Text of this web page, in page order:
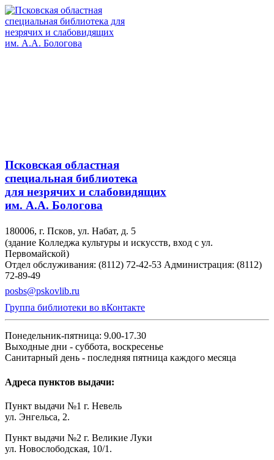
Псковская областная
специальная библиотека
для незрячих и слабовидящих
им. А.А. Бологова
180006, г. Псков, ул. Набат, д. 5
(здание Колледжа культуры и искусств, вход с ул.
Первомайской)
Отдел обслуживания: (8112) 72-42-53 Администрация: (8112)
72-89-49
posbs@pskovlib.ru
Группа библиотеки во вКонтакте
Понедельник-пятница: 9.00-17.30
Выходные дни - суббота, воскресенье
Санитарный день - последняя пятница каждого месяца
Адреса пунктов выдачи:
Пункт выдачи №1 г. Невель
ул. Энгельса, 2.
Пункт выдачи №2 г. Великие Луки
ул. Новослободская, 10/1.